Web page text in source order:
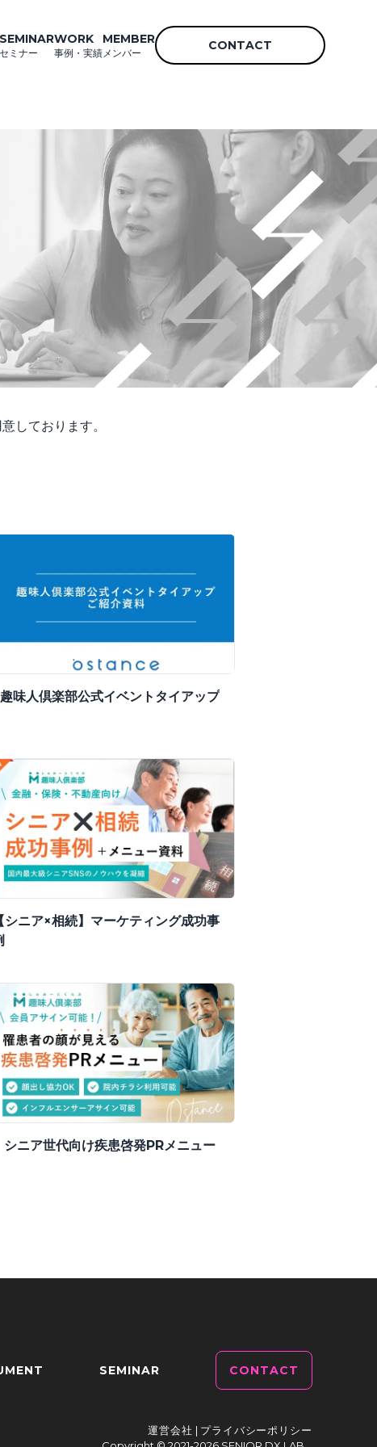
SEMINAR
セミナー
WORK
事例・実績
MEMBER
メンバー
CONTACT
しております。
趣味人倶楽部公式イベントタイアップ
【シニア×相続】マーケティング成功事
シニア世代向け疾患啓発PRメニュー
SEMINAR CONTACT
運営会社 | プライバシーポリシー